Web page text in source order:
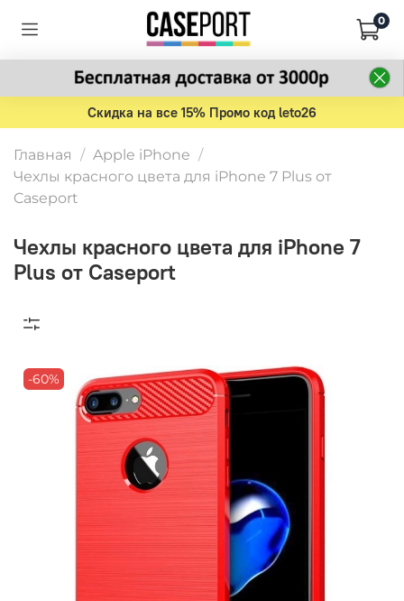
0
Скидка на все 15% Промо код leto26
Главная
Apple iPhone
Чехлы красного цвета для iPhone 7 Plus от
Caseport
Чехлы красного цвета для iPhone 7
Plus от Caseport
-60%